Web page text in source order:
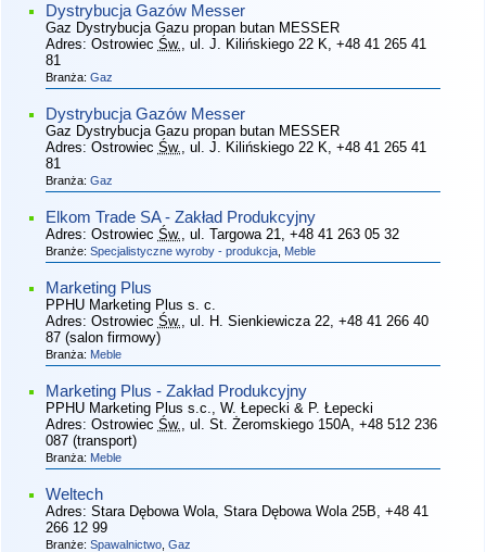
Dystrybucja Gazów Messer
Gaz Dystrybucja Gazu propan butan MESSER
Adres: Ostrowiec Św. , ul. J. Kilińskiego 22 K , +48 41 265 41
81
Branża: Gaz
Dystrybucja Gazów Messer
Gaz Dystrybucja Gazu propan butan MESSER
Adres: Ostrowiec Św. , ul. J. Kilińskiego 22 K , +48 41 265 41
81
Branża: Gaz
Elkom Trade SA - Zakład Produkcyjny
Adres: Ostrowiec Św. , ul. Targowa 21 , +48 41 263 05 32
Branże: Specjalistyczne wyroby - produkcja, Meble
Marketing Plus
PPHU Marketing Plus s. c.
Adres: Ostrowiec Św. , ul. H. Sienkiewicza 22, +48 41 266 40
87 (salon firmowy)
Branża: Meble
Marketing Plus - Zakład Produkcyjny
PPHU Marketing Plus s.c., W. Łepecki & P. Łepecki
Adres: Ostrowiec Św. , ul. St. Żeromskiego 150A, +48 512 236
087 (transport)
Branża: Meble
Weltech
Adres: Stara Dębowa Wola, Stara Dębowa Wola 25B , +48 41
266 12 99
Branże: Spawalnictwo, Gaz